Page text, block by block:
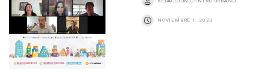
NOVIEMBRE 1, 2023